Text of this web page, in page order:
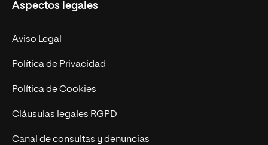
Doctorados
Experto Universitario
Postgrados
Cursos Universitarios
Facultades
Nuestro Equipo
Trabaja en UNIR
Actualidad
UNIR Revista
Eventos
Aspectos legales
Aviso Legal
Política de Privacidad
Política de Cookies
Cláusulas legales RGPD
Canal de consultas y denuncias